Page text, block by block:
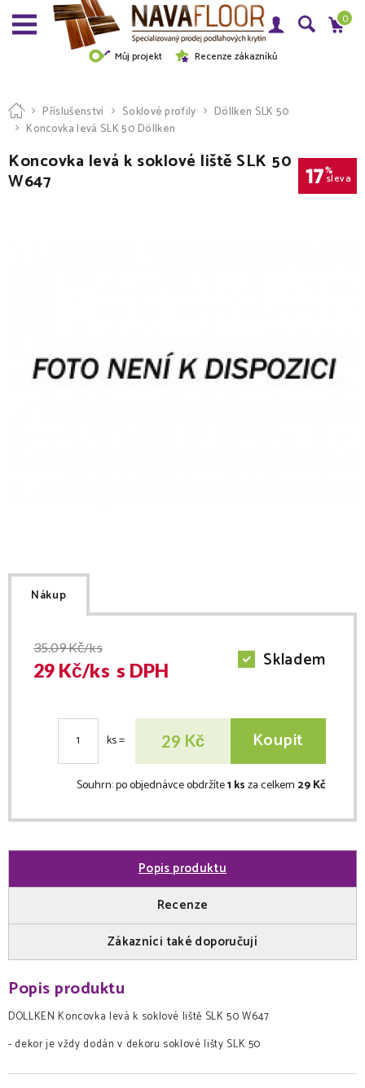
Můj projekt Recenze zákazníků
0
Příslušenství Soklové profily
Döllken SLK 50
Koncovka levá SLK 50 Döllken
Koncovka levá k soklové liště SLK 50
W647 17%
sleva
Nákup
35.09Kč/ks
29 Kč/ks s DPH Skladem
ks= 29 Kč Koupit
Souhrn:po objednávce obdržíte1 ksza celkem 29 Kč
Popis produktu
Recenze
Zákazníci také doporučují
Popis produktu
DOLLKEN Koncovka levá k soklové liště SLK 50 W647
- dekor je vždy dodán v dekoru soklové lišty SLK 50